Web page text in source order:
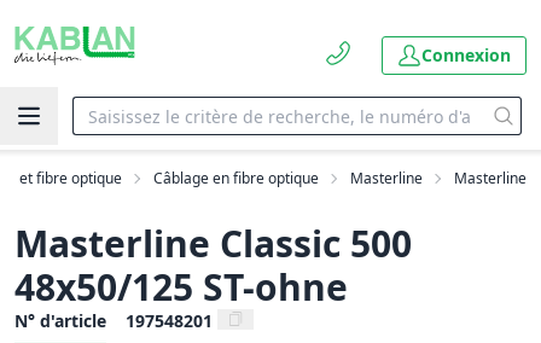
Connexion
et fibre optique Câblage en fibre optique Masterline Masterline
Masterline Classic 500
48x50/125 ST-ohne
N° d'article 197548201